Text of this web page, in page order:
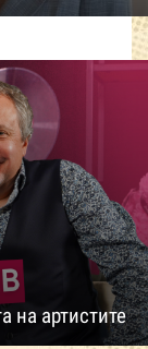
на артистите